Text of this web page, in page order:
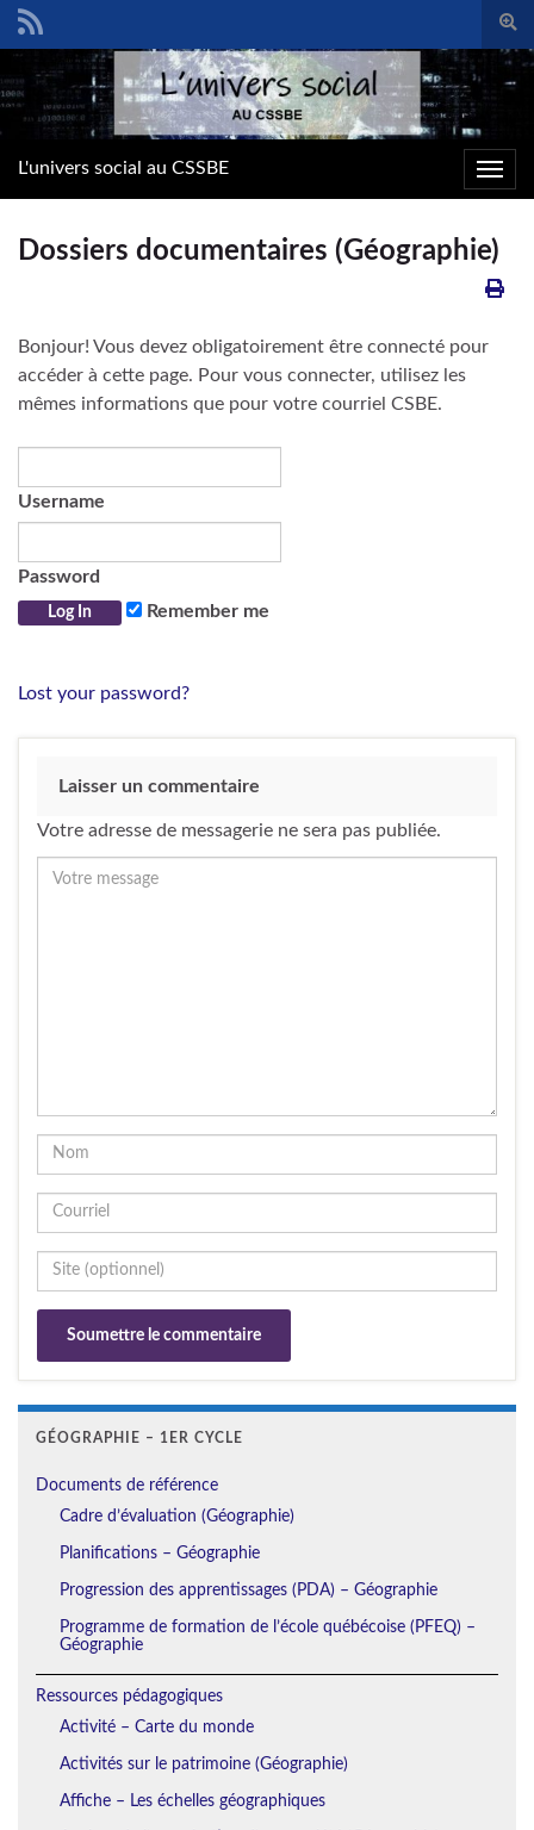
form
Search for:
L'univers social au CSSBE
Dossiers documentaires (Géographie)
Bonjour! Vous devez obligatoirement être connecté pour
accéder à cette page. Pour vous connecter, utilisez les
mêmes informations que pour votre courriel CSBE.
Username
Password
Remember me
Lost your password?
Laisser un commentaire
Votre adresse de messagerie ne sera pas publiée.
GÉOGRAPHIE – 1ER CYCLE
Documents de référence
Cadre d’évaluation (Géographie)
Planifications – Géographie
Progression des apprentissages (PDA) – Géographie
Programme de formation de l’école québécoise (PFEQ) –
Géographie
Ressources pédagogiques
Activité – Carte du monde
Activités sur le patrimoine (Géographie)
Affiche – Les échelles géographiques